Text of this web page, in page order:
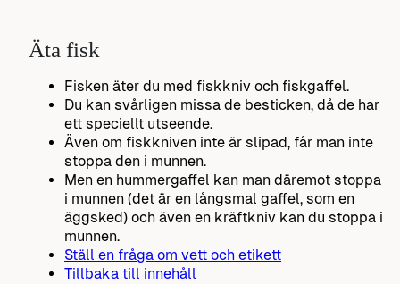
Äta fisk
Fisken äter du med fiskkniv och fiskgaffel.
Du kan svårligen missa de besticken, då de har
ett speciellt utseende.
Även om fiskkniven inte är slipad, får man inte
stoppa den i munnen.
Men en hummergaffel kan man däremot stoppa
i munnen (det är en långsmal gaffel, som en
äggsked) och även en kräftkniv kan du stoppa i
munnen.
Ställ en fråga om vett och etikett
Tillbaka till innehåll